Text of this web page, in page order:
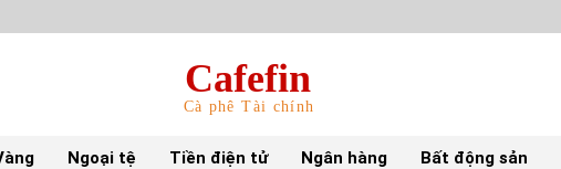
Cafefin
Cà phê Tài chính
Ngoại tệ Tiền điện tử Ngân hàng Bất động sản